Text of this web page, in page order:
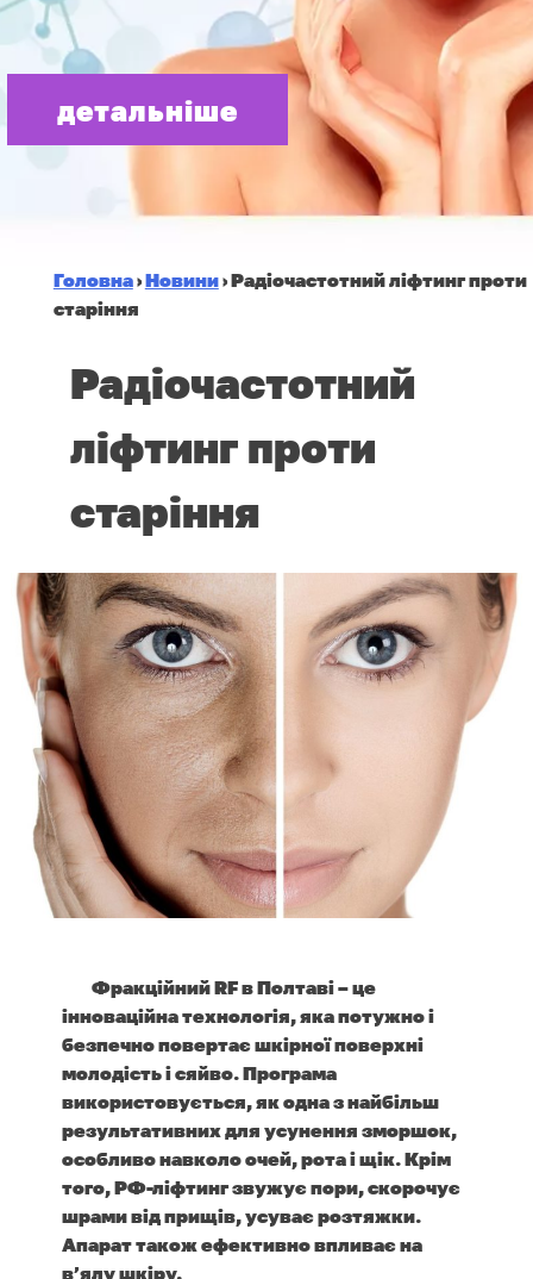
детальніше
Головна›Новини›Радіочастотний ліфтинг проти
старіння
Радіочастотний
ліфтинг проти
старіння
Фракційний RF в Полтаві – це
інноваційна технологія, яка потужно і
безпечно повертає шкірної поверхні
молодість і сяйво. Програма
використовується, як одна з найбільш
результативних для усунення зморшок,
особливо навколо очей, рота і щік. Крім
того, РФ-ліфтинг звужує пори, скорочує
шрами від прищів, усуває розтяжки.
Апарат також ефективно впливає на
в’ялу шкіру.